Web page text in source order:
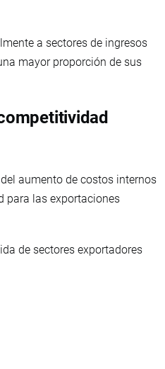
a sectores de ingresos
mayor proporción de sus
aumento de costos internos
para las exportaciones
de sectores exportadores